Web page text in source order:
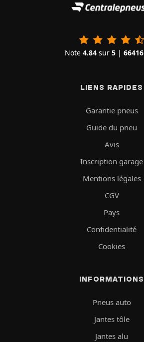
Note 4.84 sur 5 | 66416
LIENS RAPIDES
Garantie pneus
Guide du pneu
Avis
Inscription garage
Mentions légales
CGV
Pays
Confidentialité
Cookies
INFORMATIONS
Pneus auto
Jantes tôle
Jantes alu